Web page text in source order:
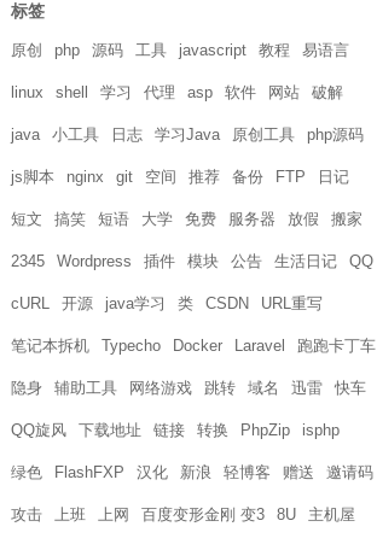
标签
原创 php 源码 工具 javascript 教程 易语言
linux shell 学习 代理 asp 软件 网站 破解
java 小工具 日志 学习Java 原创工具 php源码
js脚本 nginx git 空间 推荐 备份 FTP 日记
短文 搞笑 短语 大学 免费 服务器 放假 搬家
2345 Wordpress 插件 模块 公告 生活日记 QQ
cURL 开源 java学习 类 CSDN URL重写
笔记本拆机 Typecho Docker Laravel 跑跑卡丁车
隐身 辅助工具 网络游戏 跳转 域名 迅雷 快车
QQ旋风 下载地址 链接 转换 PhpZip isphp
绿色 FlashFXP 汉化 新浪 轻博客 赠送 邀请码
攻击 上班 上网 百度变形金刚 变3 8U 主机屋